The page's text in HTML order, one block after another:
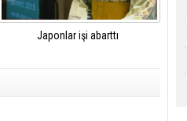
Japonlar işi abarttı